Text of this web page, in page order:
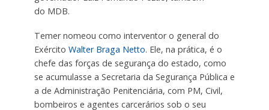
do MDB.
Temer nomeou como interventor o general do
Exército Walter Braga Netto. Ele, na prática, é o
chefe das forças de segurança do estado, como
se acumulasse a Secretaria da Segurança Pública e
a de Administração Penitenciária, com PM, Civil,
bombeiros e agentes carcerários sob o seu